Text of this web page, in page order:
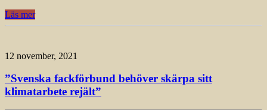
Läs mer
12 november, 2021
”Svenska fackförbund behöver skärpa sitt
klimatarbete rejält”